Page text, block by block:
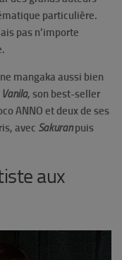
particulière.
pas n’importe
mangaka aussi bien
Vanila, son best-seller
ANNO et deux de ses
avec Sakuranpuis
aux